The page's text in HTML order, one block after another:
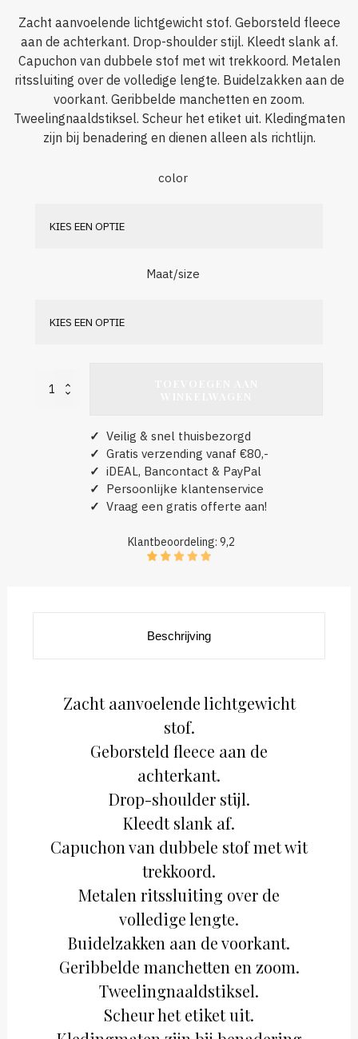
Zacht aanvoelende lichtgewicht stof. Geborsteld fleece
aan de achterkant. Drop-shoulder stijl. Kleedt slank af.
Capuchon van dubbele stof met wit trekkoord. Metalen
ritssluiting over de volledige lengte. Buidelzakken aan de
voorkant. Geribbelde manchetten en zoom.
Tweelingnaaldstiksel. Scheur het etiket uit. Kledingmaten
zijn bij benadering en dienen alleen als richtlijn.
color
Maat/size
HOODIE
UNISEX
✓ Veilig & snel thuisbezorgd
✓ Gratis verzending vanaf €80,-
✓ iDEAL, Bancontact & PayPal
✓ Persoonlijke klantenservice
✓ Vraag een gratis offerte aan!
Klantbeoordeling: 9,2
Beschrijving
Zacht aanvoelende lichtgewicht
stof.
Geborsteld fleece aan de
achterkant.
Drop-shoulder stijl.
Kleedt slank af.
Capuchon van dubbele stof met wit
trekkoord.
Metalen ritssluiting over de
volledige lengte.
Buidelzakken aan de voorkant.
Geribbelde manchetten en zoom.
Tweelingnaaldstiksel.
Scheur het etiket uit.